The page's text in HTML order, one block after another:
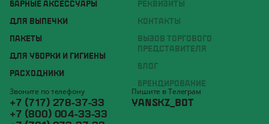
БАРНЫЕ АКСЕССУАРЫ
ДЛЯ ВЫПЕЧКИ
ПАКЕТЫ
ДЛЯ УБОРКИ И ГИГИЕНЫ
РАСХОДНИКИ
РЕКВИЗИТЫ
КОНТАКТЫ
ВЫЗОВ ТОРГОВОГО
ПРЕДСТАВИТЕЛЯ
БЛОГ
БРЕНДИРОВАНИЕ
Звоните по телефону
+7 (717) 278-37-33
+7 (800) 004-33-33
Пишите в Телеграм
YANSKZ_BOT